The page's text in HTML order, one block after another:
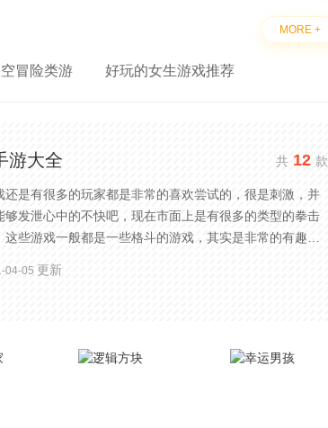
MORE +
冒险类游 好玩的女生游戏推荐
游大全 共12 款
还是有很多的玩家都是非常的喜欢尝试的，很是刺激，并
够发泄心中的不快吧，现在市面上是有很多的类型的拳击
这些游戏一般都是一些格斗的游戏，其实是非常的有趣，
的刺激的，游戏中是有一些不同的场景都是能够去进行体
们也是能够去刺激的进行对战的，小编现在就是收集了一
04-05 更新